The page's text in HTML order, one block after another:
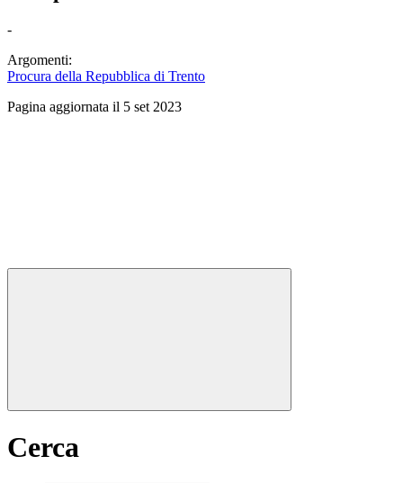
-
Argomenti:
Procura della Repubblica di Trento
Pagina aggiornata il 5 set 2023
Cerca